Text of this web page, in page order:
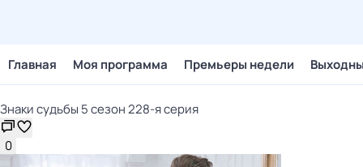
Главная Моя программа Премьеры недели
Знаки судьбы 5 сезон 228-я серия
0